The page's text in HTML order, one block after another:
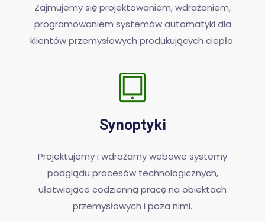
Zajmujemy się projektowaniem, wdrażaniem,
programowaniem systemów automatyki dla
klientów przemysłowych produkujących ciepło.
Synoptyki
Projektujemy i wdrażamy webowe systemy
podglądu procesów technologicznych,
ułatwiające codzienną pracę na obiektach
przemysłowych i poza nimi.